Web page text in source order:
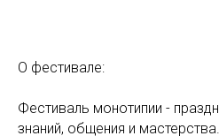
О фестивале:
Фестиваль монотипии -
знаний, общения и